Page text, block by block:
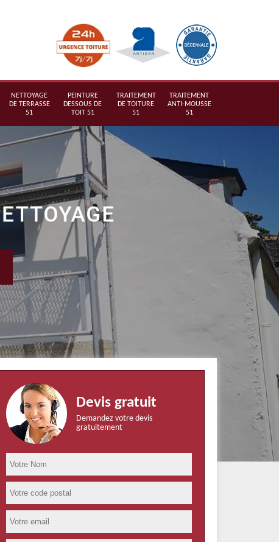
NETTOYAGE
DE TERRASSE
51
PEINTURE
DESSOUS DE
TOIT 51
TRAITEMENT
DE TOITURE
51
TRAITEMENT
ANTI-MOUSSE
51
Devis gratuit
Demandez votre devis
gratuitement